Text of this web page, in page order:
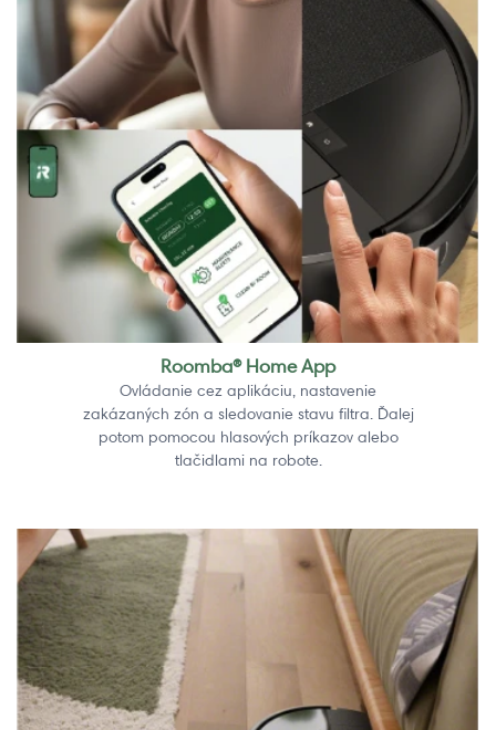
Roomba® Home App
Ovládanie cez aplikáciu, nastavenie
zakázaných zón a sledovanie stavu filtra. Ďalej
potom pomocou hlasových príkazov alebo
tlačidlami na robote.